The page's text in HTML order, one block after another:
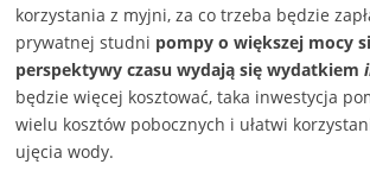
korzystania z myjni, za co trzeba będzie
prywatnej studni pompy o większej mocy
perspektywy czasu wydają się wydatkiem
będzie więcej kosztować, taka inwestycja
wielu kosztów pobocznych i ułatwi
ujęcia wody.